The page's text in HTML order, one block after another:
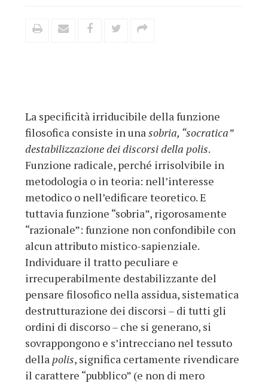
La specificità irriducibile della funzione
filosofica consiste in unasobria, “socratica”
destabilizzazione dei discorsi della polis.
Funzione radicale, perché irrisolvibile in
metodologia o in teoria: nell’interesse
metodico o nell’edificare teoretico. E
tuttavia funzione “sobria”, rigorosamente
“razionale”: funzione non confondibile con
alcun attributo mistico-sapienziale.
Individuare il tratto peculiare e
irrecuperabilmente destabilizzante del
pensare filosofico nella assidua, sistematica
destrutturazione dei discorsi – di tutti gli
ordini di discorso – che si generano, si
sovrappongono e s’intrecciano nel tessuto
della polis, significa certamente rivendicare
il carattere “pubblico” (e non di mero